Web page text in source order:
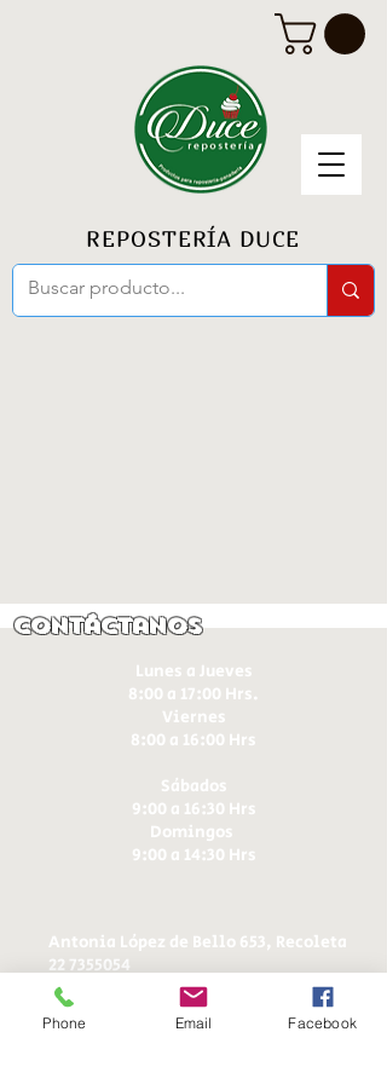
REPOSTERÍA DUCE
Contáctanos
Lunes a Jueves
8:00 a 17:00 Hrs.
Viernes
8:00 a 16:00 Hrs​
Sábados
9:00 a 16:30 Hrs
Domingos
9:00 a 14:30 Hrs
Antonia López de Bello 653, Recoleta
22 7355054
22 7375725
+56 9 75224598
ducereposteria@gmail.com
Phone Email Facebook